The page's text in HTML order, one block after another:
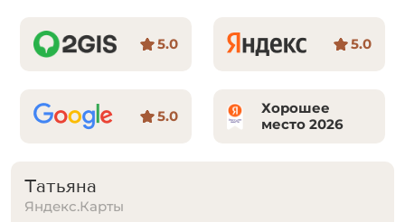
5.0 5.0
5.0
Хорошее
место 2026
Татьяна
Яндекс.Карты